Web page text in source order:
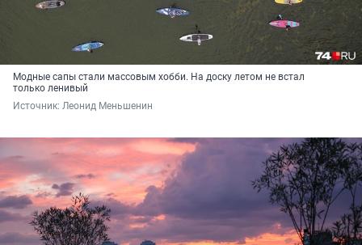
Модные сапы стали массовым хобби. На доску летом не встал
только ленивый
Источник: Леонид Меньшенин